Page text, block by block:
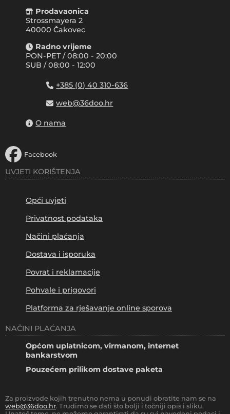
Prodavaonica
Strossmayera 2
40000 Čakovec
Radno vrijeme
PON-PET / 08:00 - 20:00
SUB / 08:00 - 12:00
+385 (0) 40 310-636
web@36doo.hr
O nama
Facebook
UVJETI KORIŠTENJA
Opći uvjeti
Privatnost podataka
Načini plaćanja
Dostava i isporuka
Povrat i reklamacije
Pohvale i prigovori
Platforma za rješavanje online sporova
NAČINI PLAĆANJA
Općom uplatnicom, virmanom, internet
bankarstvom
Pouzećem prilikom dostave paketa
Za proizvode kojih trenutno nema u ponudi obratite nam se na
web@36doo.hr. Trudimo se dati što bolji i točniji opis i sliku.